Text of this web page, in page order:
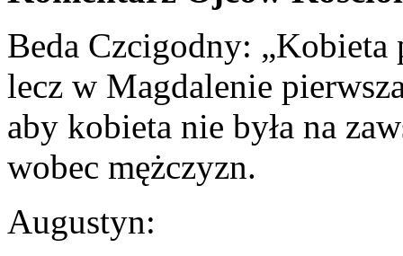
Beda Czcigodny: „Kobieta
lecz w Magdalenie
aby kobieta nie była na
wobec mężczyzn.
Augustyn: